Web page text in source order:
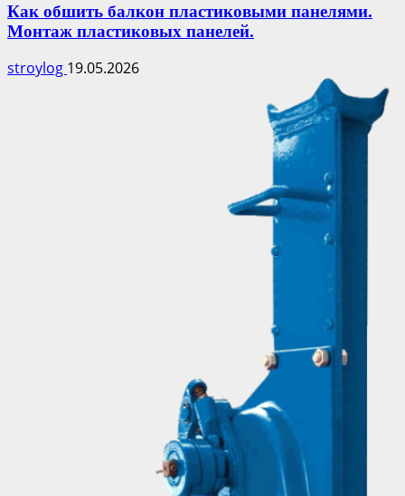
Как обшить балкон пластиковыми панелями.
Монтаж пластиковых панелей.
stroylog 19.05.2026